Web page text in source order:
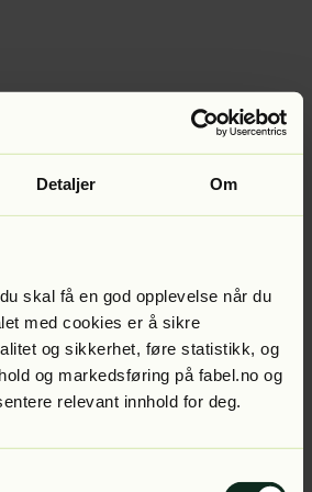
Detaljer Om
skal få en god opplevelse når du
med cookies er å sikre
og sikkerhet, føre statistikk, og
og markedsføring på fabel.no og
relevant innhold for deg.